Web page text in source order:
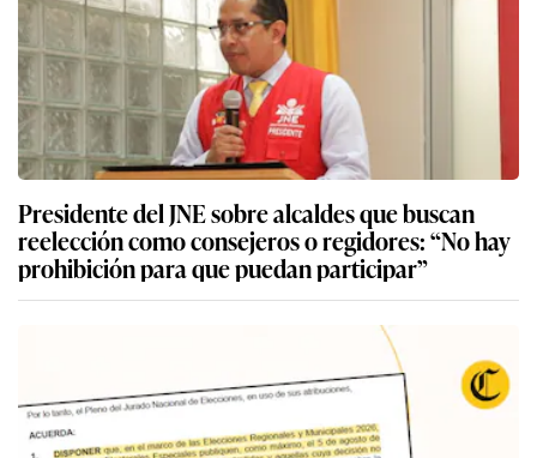
Presidente del JNE sobre alcaldes que buscan
reelección como consejeros o regidores: “No hay
prohibición para que puedan participar”